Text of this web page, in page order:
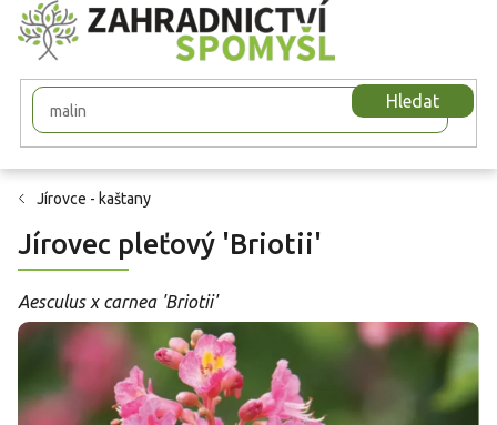
Přejít
na
obsah
Hledat
Jírovce - kaštany
Jírovec pleťový 'Briotii'
Aesculus x carnea 'Briotii'